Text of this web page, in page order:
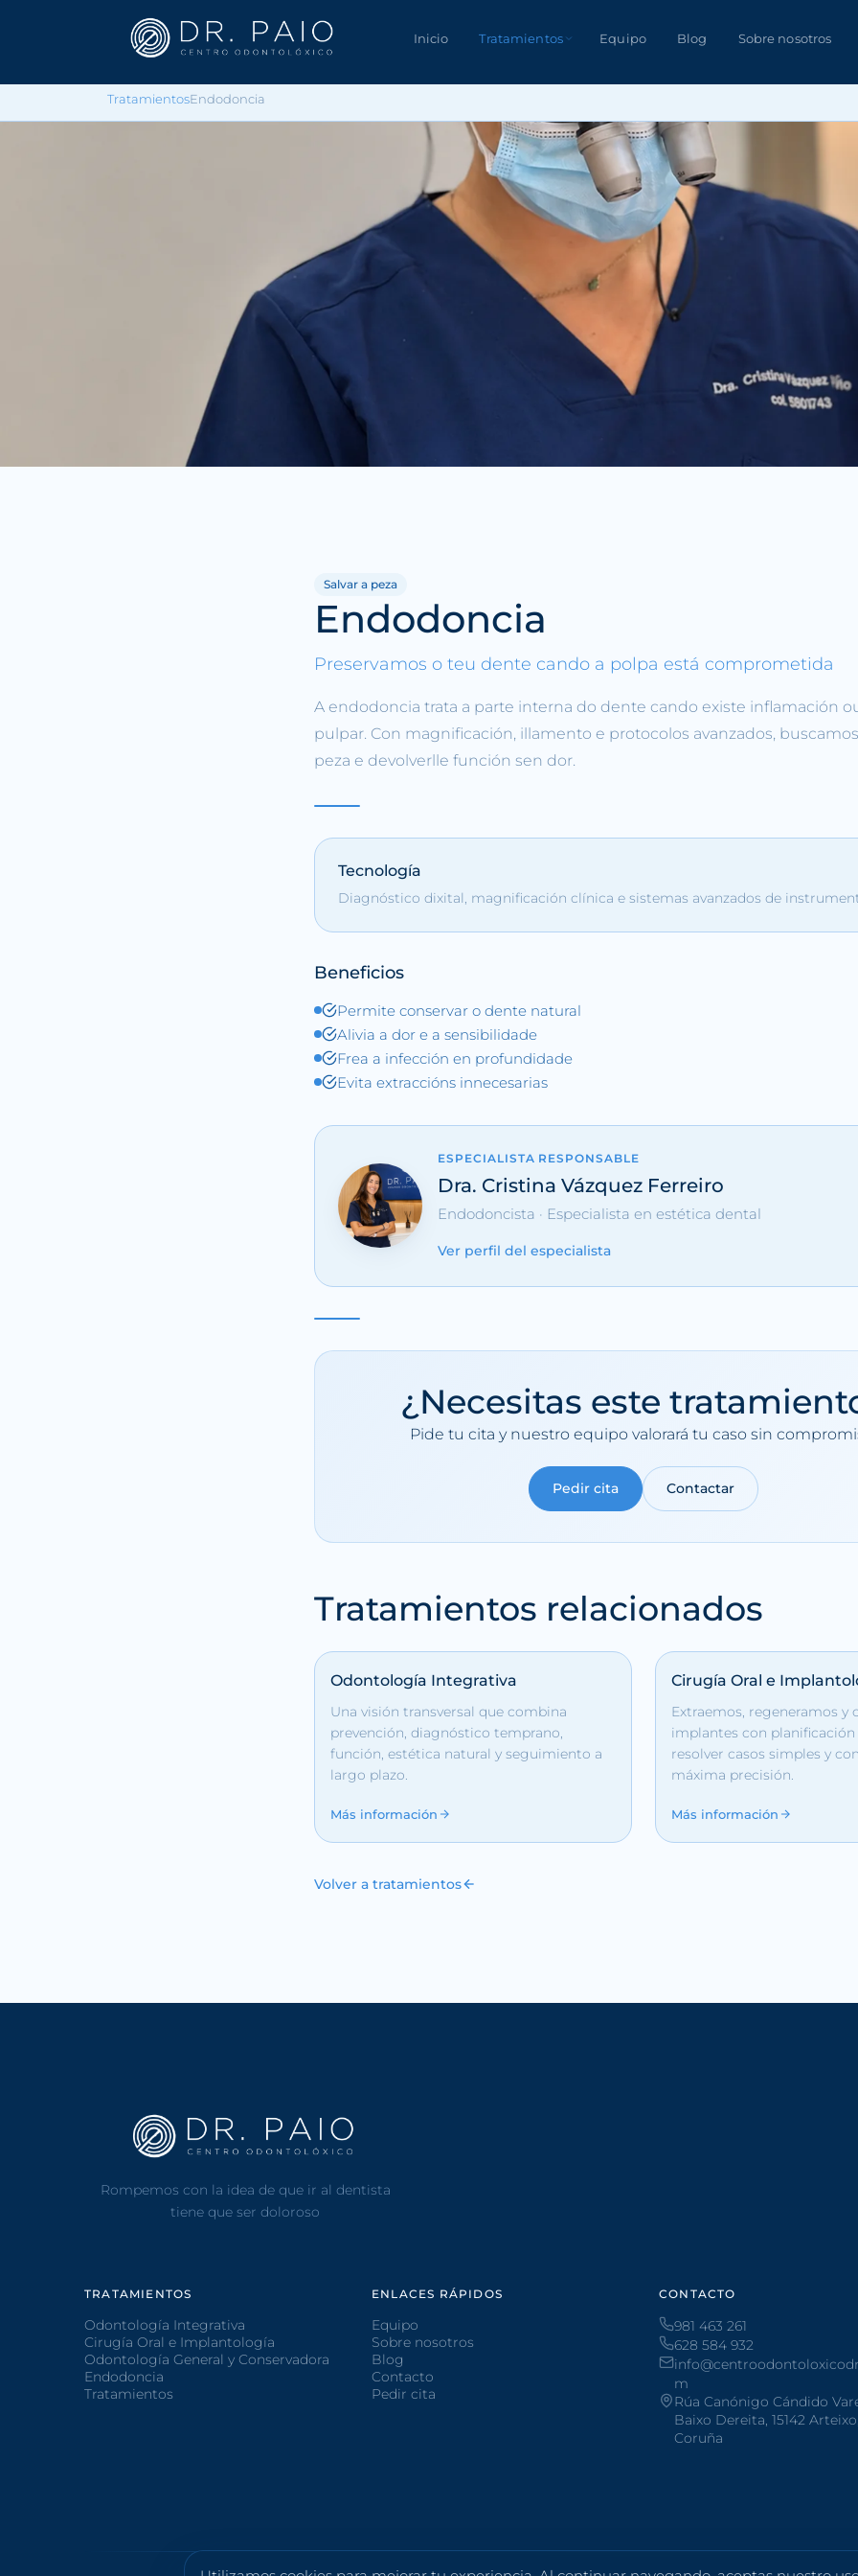
Inicio Tratamientos Equipo Blog Sobre nosotros
TratamientosEndodoncia
Salvar a peza
Endodoncia
Preservamos o teu dente cando a polpa está comprometida
A endodoncia trata a parte interna do dente cando existe inflamación
pulpar. Con magnificación, illamento e protocolos avanzados,
peza e devolverlle función sen dor.
Tecnología
Diagnóstico dixital, magnificación clínica e sistemas avanzados de
Beneficios
Permite conservar o dente natural
Alivia a dor e a sensibilidade
Frea a infección en profundidade
Evita extraccións innecesarias
ESPECIALISTA RESPONSABLE
Dra. Cristina Vázquez Ferreiro
Endodoncista · Especialista en estética dental
Ver perfil del especialista
¿Necesitas este
Pide tu cita y nuestro equipo valorará tu caso sin
Pedir cita Contactar
Tratamientos relacionados
Odontología Integrativa
Una visión transversal que combina
prevención, diagnóstico temprano,
función, estética natural y seguimiento a
largo plazo.
Más información
Cirugía Oral e
Extraemos, regeneramos y
implantes con
resolver casos simples y
máxima precisión.
Más información
Volver a tratamientos
Rompemos con la idea de que ir al dentista
tiene que ser doloroso
TRATAMIENTOS
Odontología Integrativa
Cirugía Oral e Implantología
Odontología General y Conservadora
Endodoncia
Tratamientos
ENLACES RÁPIDOS
Equipo
Sobre nosotros
Blog
Contacto
Pedir cita
CONTACTO
981 463 261
628 584 932
m
Rúa Canónigo Cándido
Baixo Dereita, 15142
Coruña